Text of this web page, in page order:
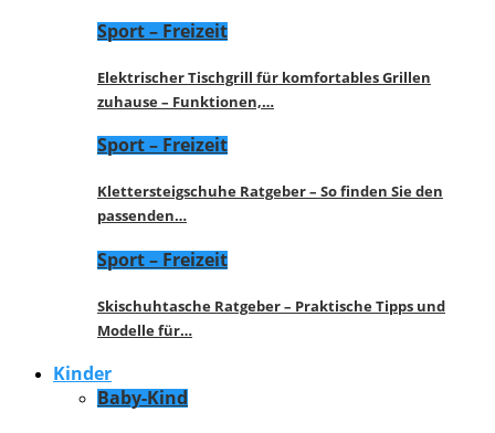
Sport – Freizeit
Elektrischer Tischgrill für komfortables Grillen
zuhause – Funktionen,…
Sport – Freizeit
Klettersteigschuhe Ratgeber – So finden Sie den
passenden…
Sport – Freizeit
Skischuhtasche Ratgeber – Praktische Tipps und
Modelle für…
Kinder
Baby-Kind